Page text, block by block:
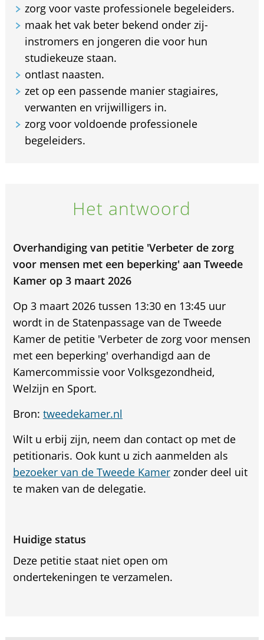
zorg voor vaste professionele begeleiders.
maak het vak beter bekend onder zij-
instromers en jongeren die voor hun
studiekeuze staan.
ontlast naasten.
zet op een passende manier stagiaires,
verwanten en vrijwilligers in.
zorg voor voldoende professionele
begeleiders.
Het antwoord
Overhandiging van petitie 'Verbeter de zorg
voor mensen met een beperking' aan Tweede
Kamer op 3 maart 2026
Op 3 maart 2026 tussen 13:30 en 13:45 uur
wordt in de Statenpassage van de Tweede
Kamer de petitie 'Verbeter de zorg voor mensen
met een beperking' overhandigd aan de
Kamercommissie voor Volksgezondheid,
Welzijn en Sport.
Bron: tweedekamer.nl
Wilt u erbij zijn, neem dan contact op met de
petitionaris. Ook kunt u zich aanmelden als
bezoeker van de Tweede Kamerzonder deel uit
te maken van de delegatie.
Huidige status
Deze petitie staat niet open om
ondertekeningen te verzamelen.